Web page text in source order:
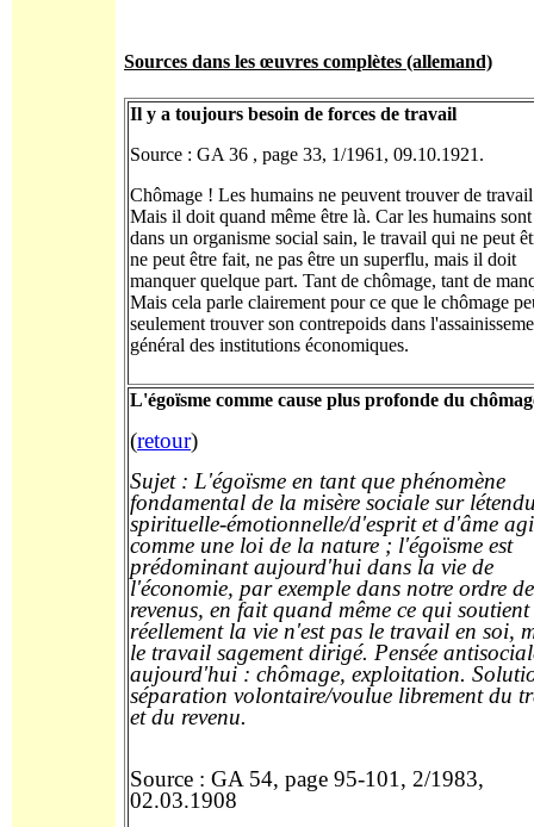
Sources dans les œuvres complètes (allemand)
Il y a toujours besoin de forces de travail
Source : GA 36 , page 33, 1/1961, 09.10.1921.
Chômage ! Les humains ne peuvent trouver de
Mais il doit quand même être là. Car les humains
dans un organisme social sain, le travail qui ne peut
ne peut être fait, ne pas être un superflu, mais il doit
manquer quelque part. Tant de chômage, tant de
Mais cela parle clairement pour ce que le chômage
seulement trouver son contrepoids dans
général des institutions économiques.
L'égoïsme comme cause plus profonde du
(retour)
Sujet : L'égoïsme en tant que phénomène
fondamental de la misère sociale sur
spirituelle-émotionnelle/d'esprit et d'âme
comme une loi de la nature ; l'égoïsme est
prédominant aujourd'hui dans la vie de
l'économie, par exemple dans notre ordre de
revenus, en fait quand même ce qui soutient
réellement la vie n'est pas le travail en soi,
le travail sagement dirigé. Pensée
aujourd'hui : chômage, exploitation.
séparation volontaire/voulue librement du
et du revenu.
Source : GA 54, page 95-101, 2/1983,
02.03.1908